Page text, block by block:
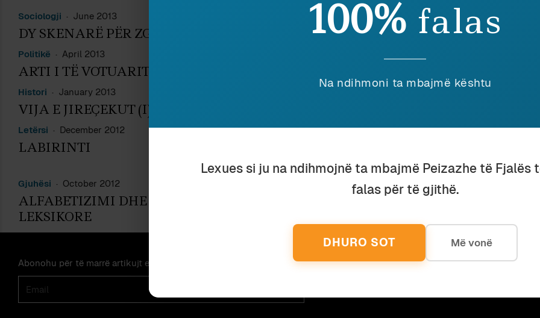
Sociologji June 2013
DY SKENARË PËR ZGJEDHJET
May 2013
NON SUM REX, SED CAESAR*
Politikë April 2013
ARTI I TË VOTUARIT
Histori January 2013
VIJA E JIREÇEKUT (I)
Letërsi December 2012
LABIRINTI
Kulturë November 2012 Histori
Gjuhësi October 2012
ALFABETIZIMI DHE STATISTIKAT
LEKSIKORE
Abonohu për të marrë artikujt e rinj me email.
Email
100% falas
Na ndihmoni ta mbajmë kështu
Lexues si ju na ndihmojnë ta mbajmë Peizazhe të Fjalës
falas për të gjithë.
DHURO SOT Më vonë